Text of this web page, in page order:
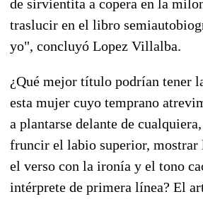
de sirvientita a copera en la
traslucir en el libro
yo", concluyó Lopez Villalba.
¿Qué mejor título podrían tener
esta mujer cuyo temprano
a plantarse delante de
fruncir el labio superior, mostrar
el verso con la ironía y el tono
intérprete de primera línea? El